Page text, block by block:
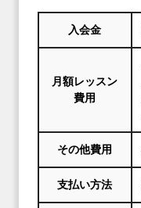
入会金
月額レッスン
費用
その他費用
支払い方法